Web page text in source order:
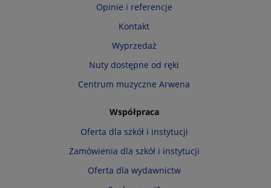
Opinie i referencje
Kontakt
Wyprzedaż
Nuty dostępne od ręki
Centrum muzyczne Arwena
Współpraca
Oferta dla szkół i instytucji
Zamówienia dla szkół i instytucji
Oferta dla wydawnictw